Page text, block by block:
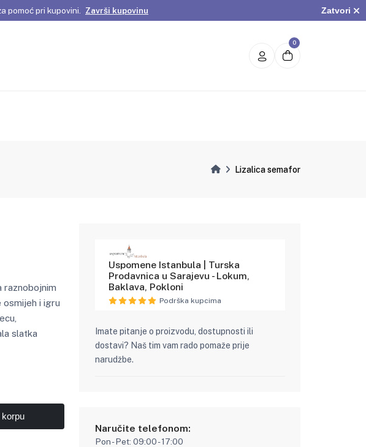
pomoć pri kupovini.
Završi kupovinu
ponude za vas. Pogledaj ponudu
Zatvori
0
Lizalica semafor
raznobojnim
osmijeh i igru
slatka
korpu
Uspomene Istanbula | Turska
Prodavnica u Sarajevu - Lokum,
Baklava, Pokloni
Podrška kupcima
Imate pitanje o proizvodu, dostupnosti ili
dostavi? Naš tim vam rado pomaže prije
narudžbe.
Naručite telefonom:
Pon - Pet: 09:00 - 17:00